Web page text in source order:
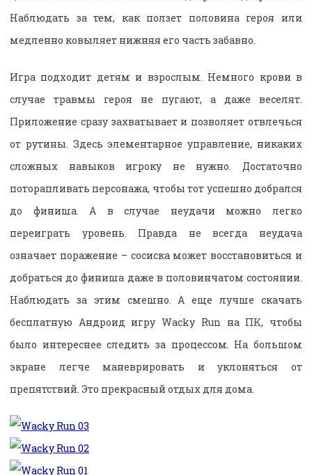
Наблюдать за тем, как ползет половина героя или
медленно ковыляет нижняя его часть забавно.
Игра подходит детям и взрослым. Немного крови в
случае травмы героя не пугают, а даже веселят.
Приложение сразу захватывает и позволяет отвлечься
от рутины. Здесь элементарное управление, никаких
сложных навыков игроку не нужно. Достаточно
поторапливать персонажа, чтобы тот успешно добрался
до финиша. А в случае неудачи можно легко
переиграть уровень. Правда не всегда неудача
означает поражение – сосиска может восстановиться и
добраться до финиша даже в половинчатом состоянии.
Наблюдать за этим смешно. А еще лучше скачать
бесплатную Андроид игру Wacky Run на ПК, чтобы
было интереснее следить за процессом. На большом
экране легче маневрировать и уклоняться от
препятствий. Это прекрасный отдых для дома.